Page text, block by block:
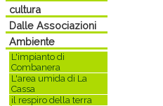
cultura
Dalle Associazioni
Ambiente
L'impianto di
Combanera
L'area umida di La
Cassa
il respiro della terra